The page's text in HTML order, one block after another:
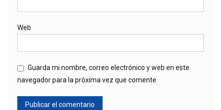
Web
Guarda mi nombre, correo electrónico y web en este
navegador para la próxima vez que comente.